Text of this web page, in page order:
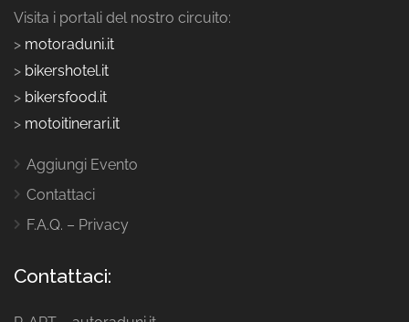
Visita i portali del nostro circuito:
> motoraduni.it
> bikershotel.it
> bikersfood.it
> motoitinerari.it
Aggiungi Evento
Contattaci
F.A.Q. – Privacy
Contattaci: